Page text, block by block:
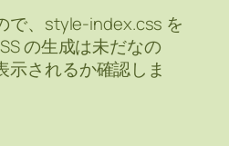
で、style-index.css を
の生成は未だなの
示されるか確認しま